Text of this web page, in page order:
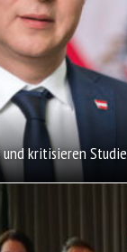
kritisieren Studie